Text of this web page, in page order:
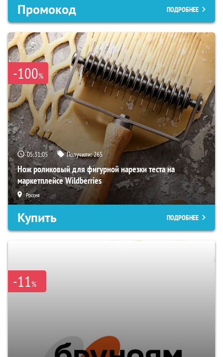
Промокод ПОДРОБНЕЕ
-100%
05:31:04 Получили:265
Нож роликовый для фигурной нарезки теста на
маркетплейсе Wildberries
Россия
Купить ПОДРОБНЕЕ
-11%